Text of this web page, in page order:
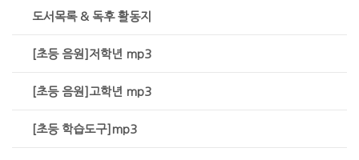
도서목록 & 독후 활동지
[초등 음원]저학년 mp3
[초등 음원]고학년 mp3
[초등 학습도구]mp3